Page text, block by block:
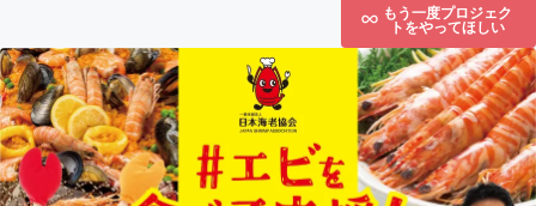
もう一度プロジェク
トをやってほしい